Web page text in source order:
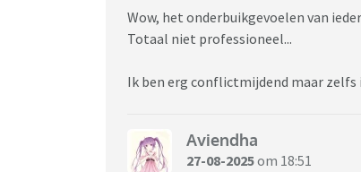
Wow, het onderbuikgevoelen van
Totaal niet professioneel...
Ik ben erg conflictmijdend maar
Aviendha
27-08-2025om 18:51